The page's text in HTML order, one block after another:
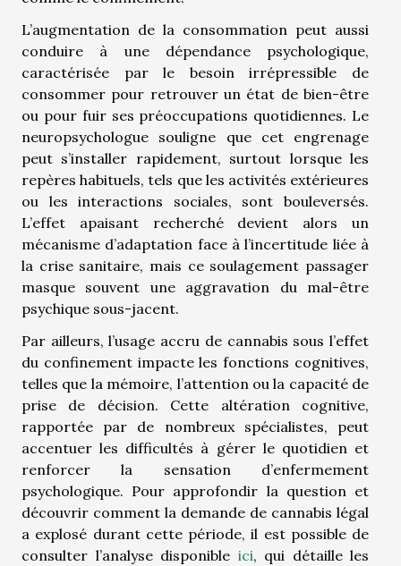
L’augmentation de la consommation peut aussi
conduire à une dépendance psychologique,
caractérisée par le besoin irrépressible de
consommer pour retrouver un état de bien-être
ou pour fuir ses préoccupations quotidiennes. Le
neuropsychologue souligne que cet engrenage
peut s’installer rapidement, surtout lorsque les
repères habituels, tels que les activités extérieures
ou les interactions sociales, sont bouleversés.
L’effet apaisant recherché devient alors un
mécanisme d’adaptation face à l’incertitude liée à
la crise sanitaire, mais ce soulagement passager
masque souvent une aggravation du mal-être
psychique sous-jacent.
Par ailleurs, l’usage accru de cannabis sous l’effet
du confinement impacte les fonctions cognitives,
telles que la mémoire, l’attention ou la capacité de
prise de décision. Cette altération cognitive,
rapportée par de nombreux spécialistes, peut
accentuer les difficultés à gérer le quotidien et
renforcer la sensation d’enfermement
psychologique. Pour approfondir la question et
découvrir comment la demande de cannabis légal
a explosé durant cette période, il est possible de
consulter l’analyse disponible ici, qui détaille les